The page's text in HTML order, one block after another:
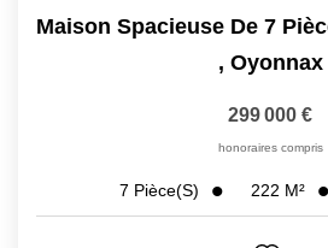
, Oyonnax
299 000 €
honoraires compris
7 Pièce(s) 222 M²